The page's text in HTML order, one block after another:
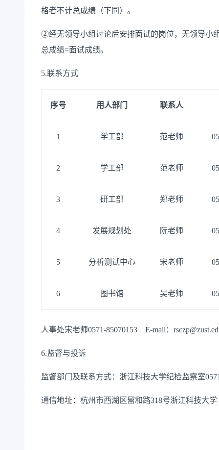
格者不计总成绩（下同）。
②经无领导小组讨论后安排面试的岗位，无领导小
总成绩=面试成绩。
5.联系方式
序号 用人部门 联系人
1 学工部 范老师
2 学工部 范老师
3 研工部 郑老师
4 发展规划处 阮老师
5 分析测试中心 宋老师
6 图书馆 吴老师
人事处宋老师0571-85070153 E-mail：
6.监督与投诉
监督部门及联系方式： 浙江科技大学纪检监察室
通信地址：杭州市西湖区留和路318号浙江科技大学